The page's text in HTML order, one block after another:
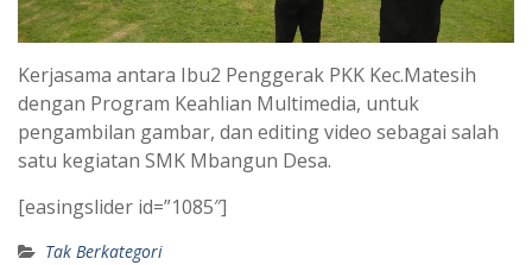
Kerjasama antara Ibu2 Penggerak PKK Kec.Matesih
dengan Program Keahlian Multimedia, untuk
pengambilan gambar, dan editing video sebagai salah
satu kegiatan SMK Mbangun Desa.
[easingslider id=”1085″]
Tak Berkategori